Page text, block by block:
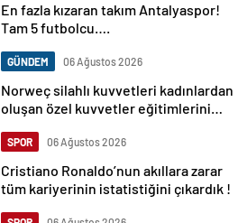
En fazla kızaran takım Antalyaspor!
Tam 5 futbolcu….
GÜNDEM 06 Ağustos 2026
Norweç silahlı kuvvetleri kadınlardan
oluşan özel kuvvetler eğitimlerini
SPOR 06 Ağustos 2026
Cristiano Ronaldo’nun akıllara zarar
tüm kariyerinin istatistiğini çıkardık !